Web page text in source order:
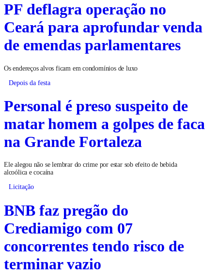
PF deflagra operação no
Ceará para aprofundar venda
de emendas parlamentares
Os endereços alvos ficam em condomínios de luxo
Depois da festa
Personal é preso suspeito de
matar homem a golpes de faca
na Grande Fortaleza
Ele alegou não se lembrar do crime por estar sob efeito de bebida
alcoólica e cocaína
Licitação
BNB faz pregão do
Crediamigo com 07
concorrentes tendo risco de
terminar vazio